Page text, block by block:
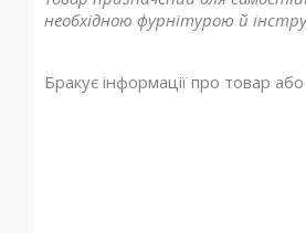
необхідною фурнітурою й
Бракує інформації про товар